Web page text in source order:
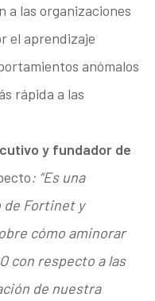
a las organizaciones
el aprendizaje
anómalos
rápida a las
y fundador de
: “Es una
Fortinet y
cómo aminorar
con respecto a las
de nuestra